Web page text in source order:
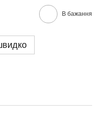
В бажання